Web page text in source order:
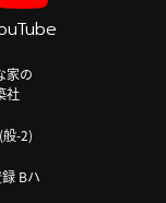
家の
社
-2)
Bハ